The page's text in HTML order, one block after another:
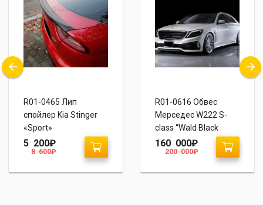
R01-0465 Лип
спойлер Kia Stinger
«Sport»
8 600₽
5 200₽
R01-0616 Обвес
Мерседес W222 S-
сlass “Wald Black
Bison”
200 000₽
160 000₽